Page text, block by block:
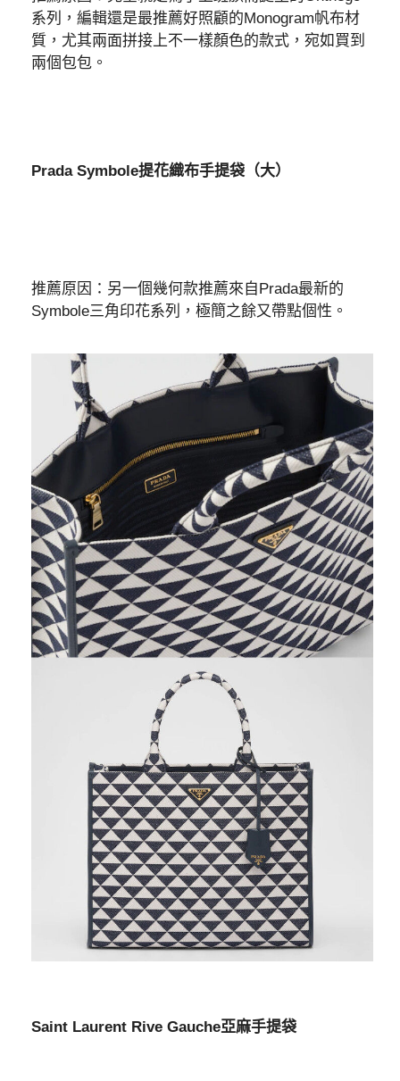
系列，編輯還是最推薦好照顧的Monogram帆布材
質，尤其兩面拼接上不一樣顏色的款式，宛如買到
兩個包包。
Prada Symbole提花織布手提袋（大）
推薦原因：另一個幾何款推薦來自Prada最新的
Symbole三角印花系列，極簡之餘又帶點個性。
Saint Laurent Rive Gauche亞麻手提袋